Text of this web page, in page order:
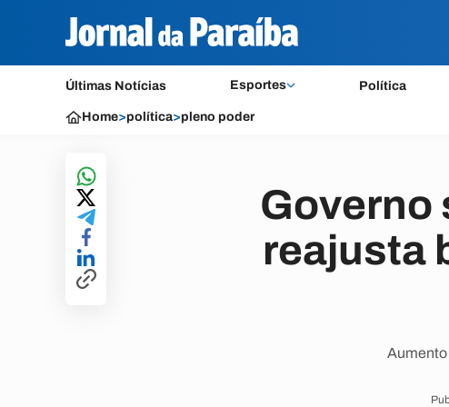
Últimas Notícias Esportes Política
Home>política>pleno poder
Governo
reajusta
Aumento